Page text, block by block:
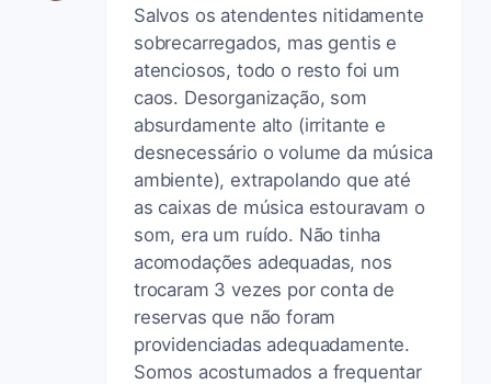
Salvos os atendentes nitidamente
sobrecarregados, mas gentis e
atenciosos, todo o resto foi um
caos. Desorganização, som
absurdamente alto (irritante e
desnecessário o volume da música
ambiente), extrapolando que até
as caixas de música estouravam o
som, era um ruído. Não tinha
acomodações adequadas, nos
trocaram 3 vezes por conta de
reservas que não foram
providenciadas adequadamente.
Somos acostumados a frequentar